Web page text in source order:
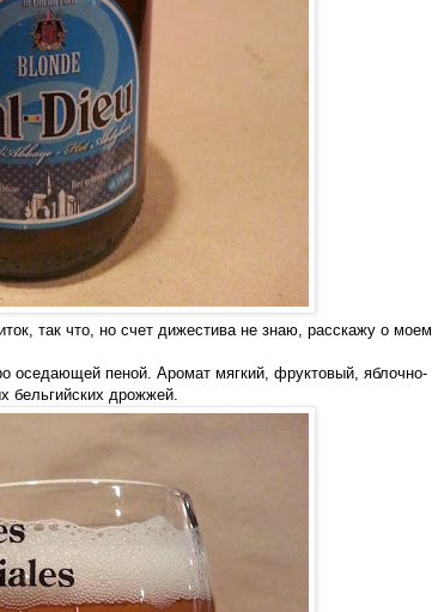
так что, но счет дижестива не знаю, расскажу о моем
оседающей пеной. Аромат мягкий, фруктовый, яблочно-
бельгийских дрожжей.